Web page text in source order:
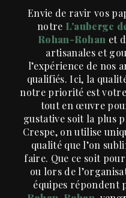
Envie de ravir vos papilles ? Rendez-vous dans
notre L'auberge
Rohan-Rohan et
artisanales et
l’expérience de nos
qualifiés. Ici, la
notre priorité est
tout en œuvre
gustative soit la plus
Crespe, on utilise
qualité que l’on
faire. Que ce soit
ou lors de
équipes répondent